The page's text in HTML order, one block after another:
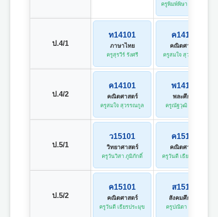
ครูพิมพ์พิษา วิบุลศิลป์
ป.4/1
ท14101
ภาษาไทย
ครูสุรวีร์ รังศรี
ค14101
คณิตศาสตร์
ครูสมใจ สุวรรณกูล
ป.4/2
ค14101
คณิตศาสตร์
ครูสมใจ สุวรรณกูล
พ14101
พละศึกษา
ครูณัฐวุฒิ ร้อยสา
ป.5/1
ว15101
วิทยาศาสตร์
ครูวันวิสา ภูมิภักดิ์
ค15101
คณิตศาสตร์
ครูวันดี เธียรประมุข
ป.5/2
ค15101
คณิตศาสตร์
ครูวันดี เธียรประมุข
ส15101
สังคมศึกษาฯ
ครูปณิตา กุลวงศ์